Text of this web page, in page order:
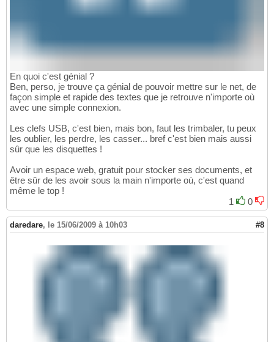
En quoi c'est génial ?
Ben, perso, je trouve ça génial de pouvoir mettre sur le net, de
façon simple et rapide des textes que je retrouve n'importe où
avec une simple connexion.
Les clefs USB, c'est bien, mais bon, faut les trimbaler, tu peux
les oublier, les perdre, les casser... bref c'est bien mais aussi
sûr que les disquettes !
Avoir un espace web, gratuit pour stocker ses documents, et
être sûr de les avoir sous la main n'importe où, c'est quand
même le top !
1
0
daredare, le 15/06/2009 à 10h03 #8